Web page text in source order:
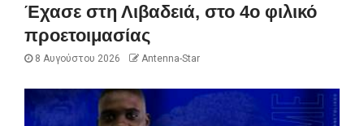
Έχασε στη Λιβαδειά, στο 4ο φιλικό
προετοιμασίας
8 Αυγούστου 2026 Antenna-Star